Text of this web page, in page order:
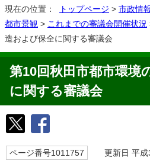
現在の位置： トップページ > 市政情
都市景観 > これまでの審議会開催状況
造および保全に関する審議会
第10回秋田市都市環境
に関する審議会
ページ番号1011757 更新日 平成